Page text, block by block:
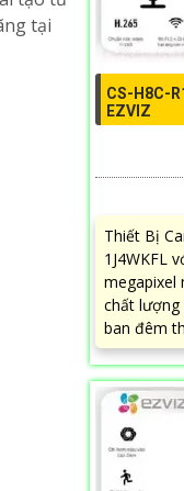
tại
CS-H8C-
EZVIZ
Thiết Bị
1J4WKFL
megapixel
chất lượng
ban đêm